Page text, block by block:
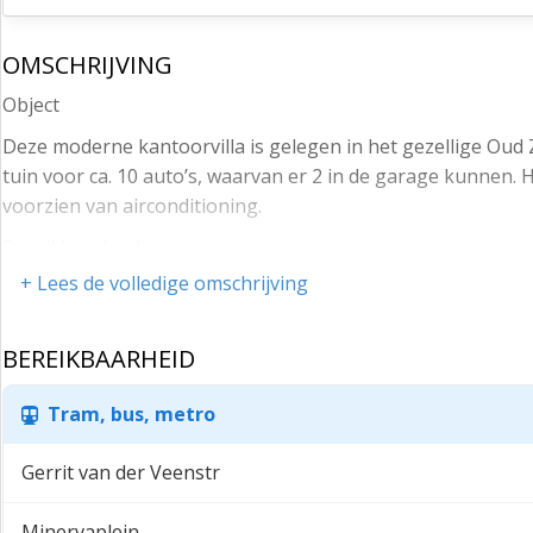
OMSCHRIJVING
Object
Deze moderne kantoorvilla is gelegen in het gezellige
tuin voor ca. 10 auto’s, waarvan er 2 in de garage
voorzien van airconditioning.
De Memlingstraat heeft door haar ligging, midden in het
De ligging is op loopafstand van de Beethovenstraat met
RAI. In de nabijheid van de Zuidas, het concertgebouw,
uitvalswegen. De afritten S108 en S109 zijn binnen
op loopafstand (tram 5 en 24, bus 15, 65, NS station Zuid/
+ Lees de volledige omschrijving
BEREIKBAARHEID
Tram, bus, metro
Gerrit van der Veenstr